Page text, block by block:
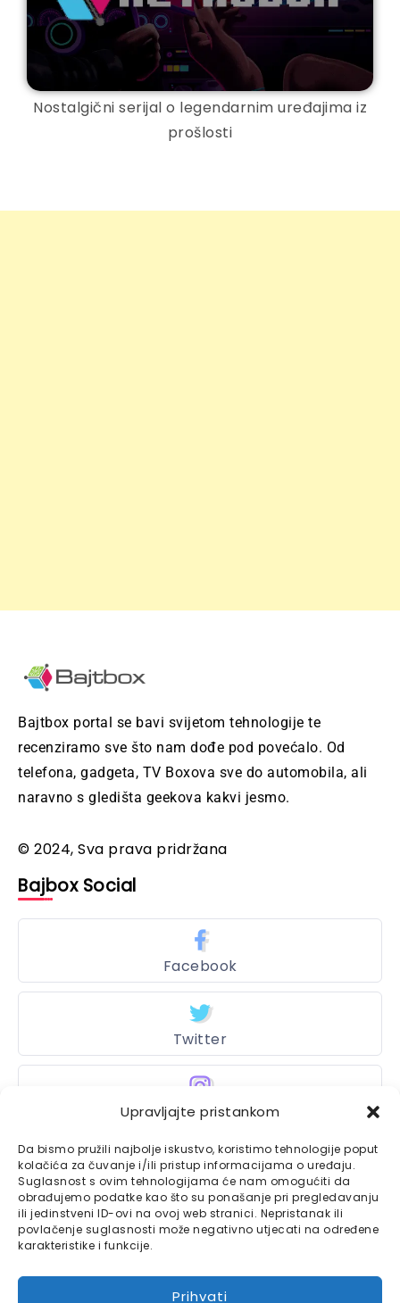
Upravljajte pristankom
Da bismo pružili najbolje iskustvo, koristimo tehnologije poput
kolačića za čuvanje i/ili pristup informacijama o uređaju.
Suglasnost s ovim tehnologijama će nam omogućiti da
obrađujemo podatke kao što su ponašanje pri pregledavanju
ili jedinstveni ID-ovi na ovoj web stranici. Nepristanak ili
povlačenje suglasnosti može negativno utjecati na određene
karakteristike i funkcije.
Prihvati
Nostalgični serijal o legendarnim uređajima iz
prošlosti
Bajtbox portal se bavi svijetom tehnologije te
recenziramo sve što nam dođe pod povećalo. Od
telefona, gadgeta, TV Boxova sve do automobila, ali
naravno s gledišta geekova kakvi jesmo.
© 2024, Sva prava pridržana
Bajbox Social
Facebook
Twitter
Instagram
Bajtbox
Linkovi
Kontaktirajte nas
Bajtbox koristi
usluge.